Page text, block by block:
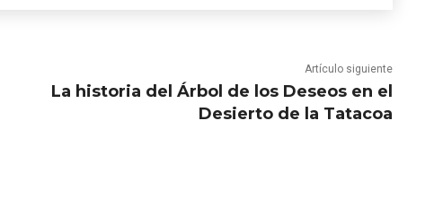
Artículo siguiente
La historia del Árbol de los Deseos en el
Desierto de la Tatacoa